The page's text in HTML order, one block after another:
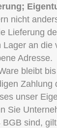
nicht
Lieferung
Lager an die
Adresse.
bleibt
Zahlung
unser
Sie
BGB sind,